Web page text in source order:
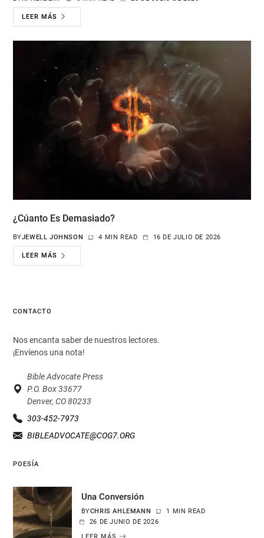
LEER MÁS
¿Cúanto Es Demasiado?
BYJEWELL JOHNSON 4 MIN READ 16 DE JULIO DE 2026
LEER MÁS
CONTACTO
Nos encanta saber de nuestros lectores.
¡Envíenos una nota!
Bible Advocate Press
P.O. Box 33677
Denver, CO 80233
303-452-7973
BIBLEADVOCATE@COG7.ORG
POESÍA
Una Conversión
BYCHRIS AHLEMANN
1 MIN READ
26 DE JUNIO DE 2026
LEER MÁS